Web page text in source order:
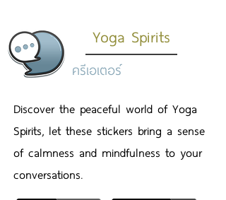
Yoga Spirits
ครีเอเตอร์
Discover the peaceful world of Yoga
Spirits, let these stickers bring a sense
of calmness and mindfulness to your
conversations.